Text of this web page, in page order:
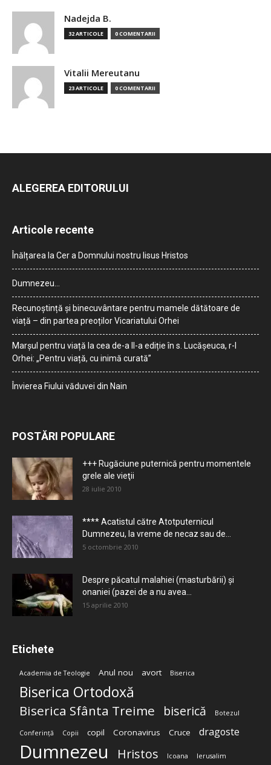
Nadejda B.
32 ARTICOLE 0 COMENTARII
Vitalii Mereutanu
23 ARTICOLE 0 COMENTARII
ALEGEREA EDITORULUI
Articole recente
Înălțarea la Cer a Domnului nostru Iisus Hristos
Dumnezeu…
Recunoștință și binecuvântare pentru mamele dătătoare de
viață – din partea preoților Vicariatului Orhei
Marșul pentru viață la cea de-a II-a ediție în s. Lucășeuca, r-l
Orhei: „Pentru viață, cu inimă curată”
Învierea Fiului văduvei din Nain
POSTĂRI POPULARE
+++ Rugăciune puternică pentru momentele
grele ale vieţii
28 iulie 2010
**** Acatistul către Atotputernicul
Dumnezeu, la vreme de necaz sau de...
5 octombrie 2010
Despre păcatul malahiei (masturbării) şi
onaniei (pazei de a nu avea...
15 aprilie 2010
Etichete
Academia de Teologie Anul nou avort Biserica
Biserica Ortodoxă
Biserica Sfânta Treime biserică Botezul
Conferință Copii copil Coronavirus Cruce dragoste
Dumnezeu Hristos Icoana Ierusalim